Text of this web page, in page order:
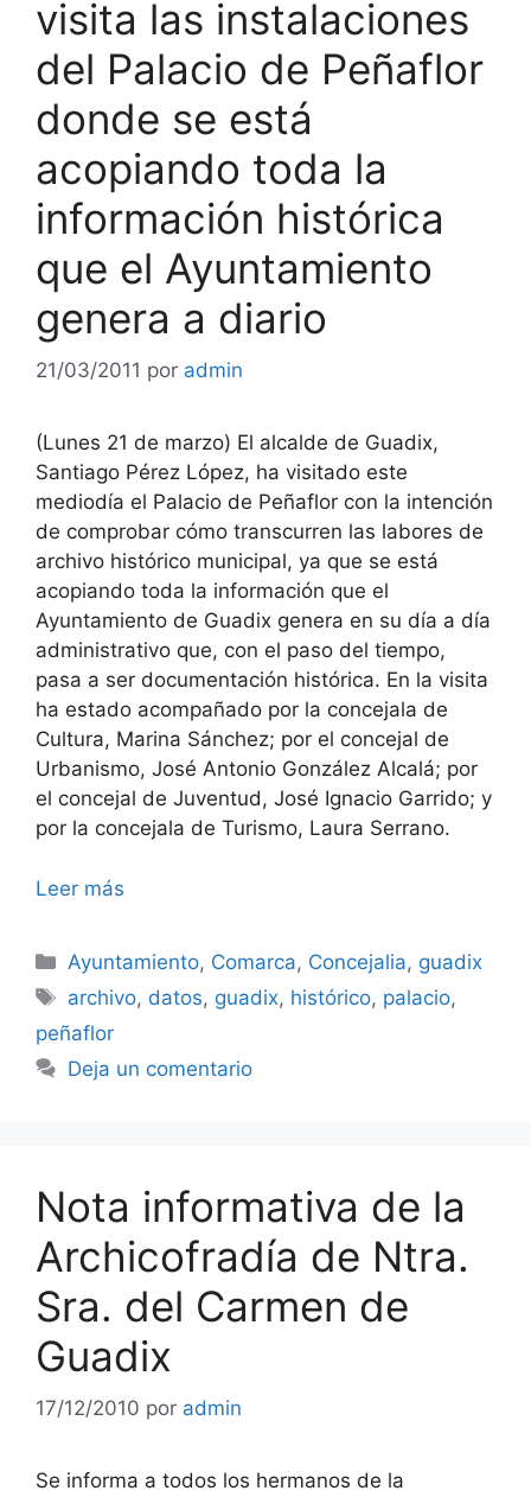
visita las instalaciones
del Palacio de Peñaflor
donde se está
acopiando toda la
información histórica
que el Ayuntamiento
genera a diario
21/03/2011 por admin
(Lunes 21 de marzo) El alcalde de Guadix,
Santiago Pérez López, ha visitado este
mediodía el Palacio de Peñaflor con la intención
de comprobar cómo transcurren las labores de
archivo histórico municipal, ya que se está
acopiando toda la información que el
Ayuntamiento de Guadix genera en su día a día
administrativo que, con el paso del tiempo,
pasa a ser documentación histórica. En la visita
ha estado acompañado por la concejala de
Cultura, Marina Sánchez; por el concejal de
Urbanismo, José Antonio González Alcalá; por
el concejal de Juventud, José Ignacio Garrido; y
por la concejala de Turismo, Laura Serrano.
Leer más
Categorías
Ayuntamiento, Comarca, Concejalia, guadix
Etiquetas
archivo, datos, guadix, histórico, palacio,
peñaflor
Deja un comentario
Nota informativa de la
Archicofradía de Ntra.
Sra. del Carmen de
Guadix
17/12/2010 por admin
Se informa a todos los hermanos de la